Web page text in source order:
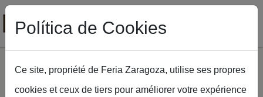
Aller au contenu principal
Política de Cookies
Ce site, propriété de Feria Zaragoza, utilise ses propres
cookies et ceux de tiers pour améliorer votre expérience